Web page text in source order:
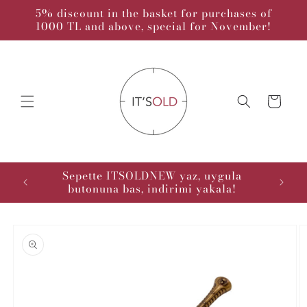
Skip to
content
5% discount in the basket for purchases of
1000 TL and above, special for November!
Cart
: Sepette ITSOLDNEW yaz, uygula
butonuna bas, indirimi yakala!
information